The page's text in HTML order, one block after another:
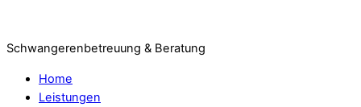
Schwangerenbetreuung & Beratung
Home
Leistungen